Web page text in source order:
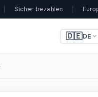
Sicher bezahlen
🇩🇪DE